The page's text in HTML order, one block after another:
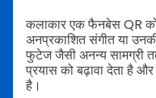
कलाकार एक फैनबेस QR
अनप्रकाशित संगीत या
फुटेज जैसी अनन्य सामग्री
प्रयास को बढ़ावा देता है
है।